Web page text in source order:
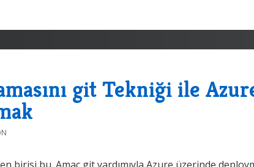
git Tekniği ile